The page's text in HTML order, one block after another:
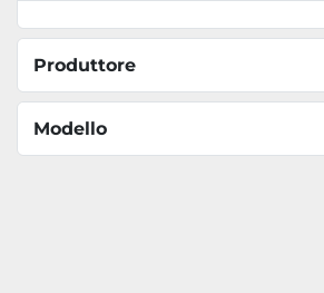
Produttore
Modello